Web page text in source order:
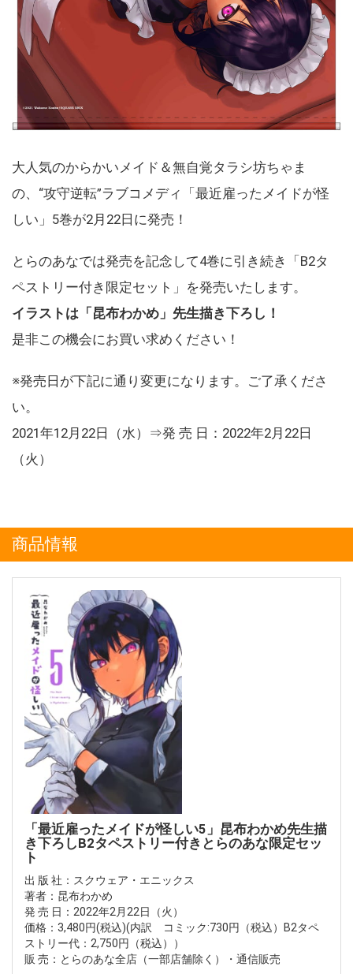
大人気のからかいメイド＆無自覚タラシ坊ちゃま
の、“攻守逆転”ラブコメディ「最近雇ったメイドが怪
しい」5巻が2月22日に発売！
とらのあなでは発売を記念して4巻に引き続き「B2タ
ペストリー付き限定セット」を発売いたします。
イラストは「昆布わかめ」先生描き下ろし！
是非この機会にお買い求めください！
※発売日が下記に通り変更になります。ご了承くださ
い。
2021年12月22日（水）⇒発 売 日：2022年2月22日
（火）
商品情報
「最近雇ったメイドが怪しい5」昆布わかめ先生描
き下ろしB2タペストリー付きとらのあな限定セッ
ト
出 版 社：スクウェア・エニックス
著者：昆布わかめ
発 売 日：2022年2月22日（火）
価格：3,480円(税込)(内訳 コミック:730円（税込）B2タペ
ストリー代：2,750円（税込））
販 売：とらのあな全店（一部店舗除く）・通信販売